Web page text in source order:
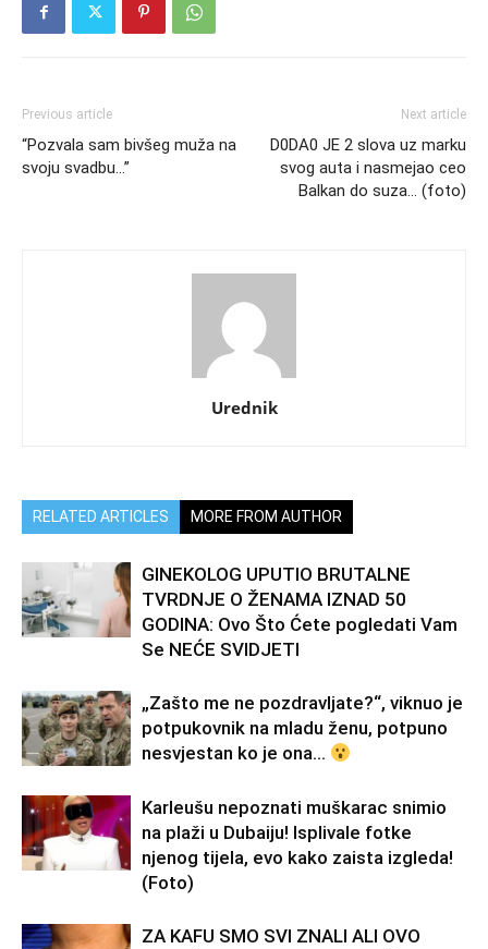
Previous article
“Pozvala sam bivšeg muža na
svoju svadbu…”
Next article
D0DA0 JE 2 slova uz marku
svog auta i nasmejao ceo
Balkan do suza… (foto)
Urednik
RELATED ARTICLES MORE FROM AUTHOR
GINEKOLOG UPUTIO BRUTALNE
TVRDNJE O ŽENAMA IZNAD 50
GODINA: Ovo Što Ćete pogledati Vam
Se NEĆE SVIDJETI
„Zašto me ne pozdravljate?“, viknuo je
potpukovnik na mladu ženu, potpuno
nesvjestan ko je ona…
Karleušu nepoznati muškarac snimio
na plaži u Dubaiju! Isplivale fotke
njenog tijela, evo kako zaista izgleda!
(Foto)
ZA KAFU SMO SVI ZNALI ALI OVO